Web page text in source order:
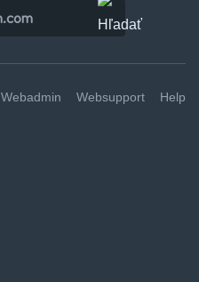
Webadmin Websupport Help